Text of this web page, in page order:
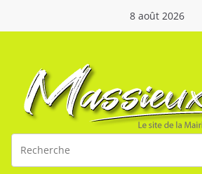
8 août 2026